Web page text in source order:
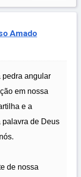
Amado
pedra angular
em nossa
e a
palavra de Deus
de nossa